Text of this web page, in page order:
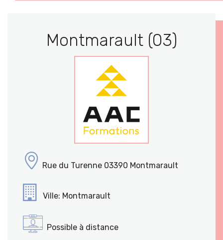
Montmarault (03)
Rue du Turenne 03390 Montmarault
Ville: Montmarault
Possible à distance